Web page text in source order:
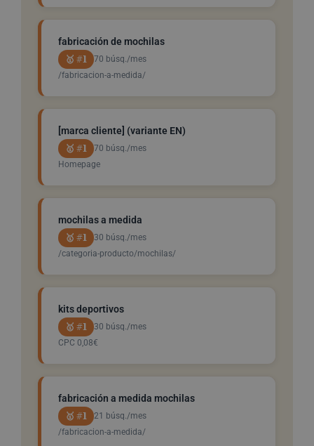
fabricación de mochilas
🥇 #1
70 búsq./mes
/fabricacion-a-medida/
[marca cliente] (variante EN)
🥇 #1
70 búsq./mes
Homepage
mochilas a medida
🥇 #1
30 búsq./mes
/categoria-producto/mochilas/
kits deportivos
🥇 #1
30 búsq./mes
CPC 0,08€
fabricación a medida mochilas
🥇 #1
21 búsq./mes
/fabricacion-a-medida/